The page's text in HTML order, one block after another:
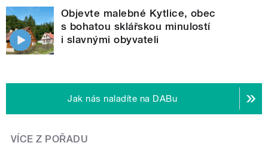
Objevte malebné Kytlice, obec
s bohatou sklářskou minulostí
i slavnými obyvateli
Jak nás naladíte na DABu
VÍCE Z POŘADU